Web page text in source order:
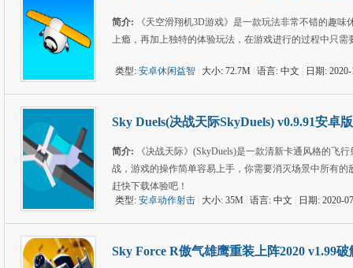
简介:
《天空滑翔机3D游戏》是一款玩法非常不错的趣
上瘾，再加上独特的体验玩法，在游戏进行的过程中只
类型: 安卓休闲益智 大小: 72.7M 语言: 中文 日期:
Sky Duels(决战天际SkyDuels) v0.9.91安卓版
简介:
《决战天际》(SkyDuels)是一款清新卡通风格的飞
战，游戏的操作简单容易上手，你需要消灭场景中所有
赶快下载体验吧！
类型: 安卓动作射击 大小: 35M 语言: 中文 日期: 2020-
Sky Force R傲气雄鹰重装上阵2020 v1.99破